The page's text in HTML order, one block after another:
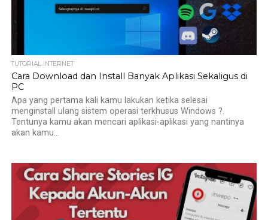
TUTORIAL INTERNET
Cara Download dan Install Banyak Aplikasi Sekaligus di
PC
Apa yang pertama kali kamu lakukan ketika selesai
menginstall ulang sistem operasi terkhusus Windows ?.
Tentunya kamu akan mencari aplikasi-aplikasi yang nantinya
akan kamu...